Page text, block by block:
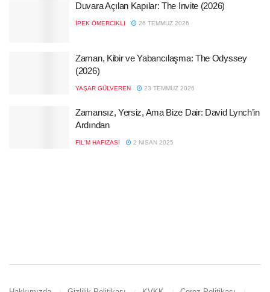
Duvara Açılan Kapılar: The Invite (2026)
İPEK ÖMERCIKLI 26 TEMMUZ 2026
Zaman, Kibir ve Yabancılaşma: The Odyssey
(2026)
YAŞAR GÜLVEREN 23 TEMMUZ 2026
Zamansız, Yersiz, Ama Bize Dair: David Lynch’in
Ardından
FIL'M HAFIZASI 2 NISAN 2025